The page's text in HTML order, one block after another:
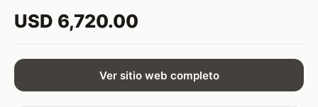
USD 6,720.00
Ver sitio web completo